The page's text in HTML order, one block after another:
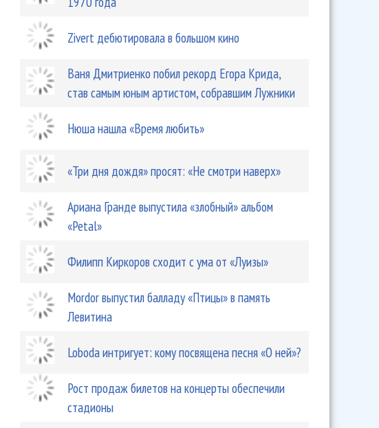
1970 года
Zivert дебютировала в большом кино
Ваня Дмитриенко побил рекорд Егора Крида,
Ариана Гранде выпустила «злобный» альбом
Mordor выпустил балладу «Птицы» в память
Рост продаж билетов на концерты обеспечили